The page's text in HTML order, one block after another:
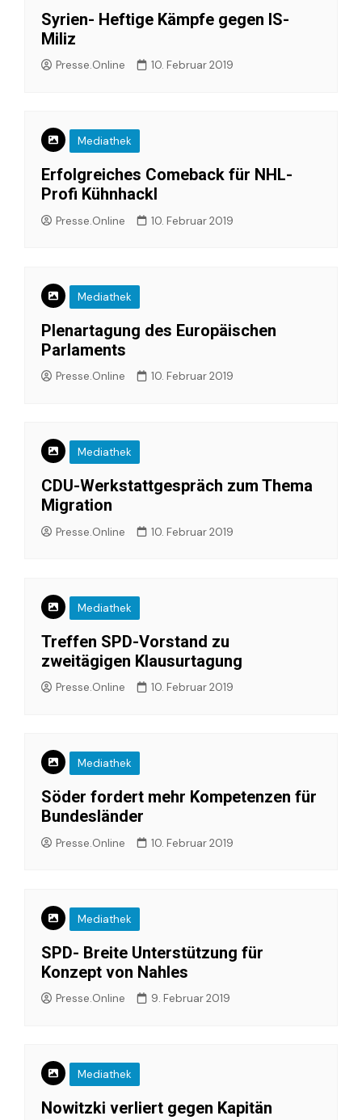
Syrien- Heftige Kämpfe gegen IS-
Miliz
Presse.Online 10. Februar 2019
Mediathek
Erfolgreiches Comeback für NHL-
Profi Kühnhackl
Presse.Online 10. Februar 2019
Mediathek
Plenartagung des Europäischen
Parlaments
Presse.Online 10. Februar 2019
Mediathek
CDU-Werkstattgespräch zum Thema
Migration
Presse.Online 10. Februar 2019
Mediathek
Treffen SPD-Vorstand zu
zweitägigen Klausurtagung
Presse.Online 10. Februar 2019
Mediathek
Söder fordert mehr Kompetenzen für
Bundesländer
Presse.Online 10. Februar 2019
Mediathek
SPD- Breite Unterstützung für
Konzept von Nahles
Presse.Online 9. Februar 2019
Mediathek
Nowitzki verliert gegen Kapitän